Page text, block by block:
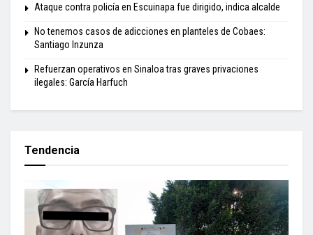
Ataque contra policía en Escuinapa fue dirigido, indica alcalde
No tenemos casos de adicciones en planteles de Cobaes:
Santiago Inzunza
Refuerzan operativos en Sinaloa tras graves privaciones
ilegales: García Harfuch
Tendencia